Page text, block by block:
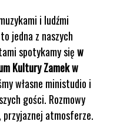
i ludźmi
jedna z naszych
spotykamy sięw
Kultury Zamek w
własne ministudio i
gości. Rozmowy
przyjaznej atmosferze.